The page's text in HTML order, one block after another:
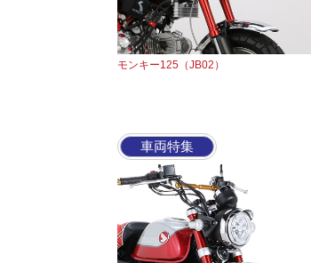
モンキー125（JB02）
車両特集